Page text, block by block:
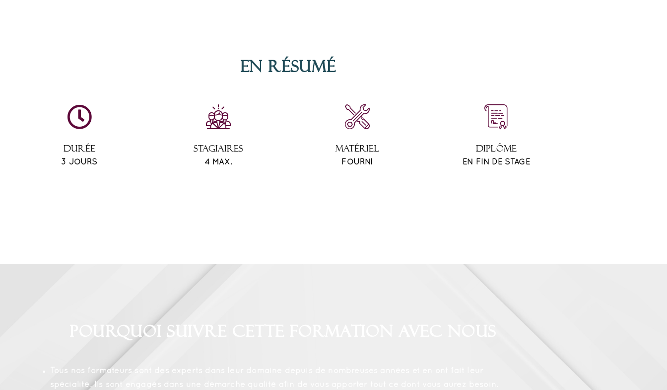
En résumé
DURÉE
3 JOURS
STAGIAIRES
4 MAX.
MATÉRIEL
FOURNI
DIPLÔME
EN FIN DE STAGE
Pourquoi suivre cette formation avec nous
Tous nos formateurs sont des experts dans leur domaine depuis de nombreuses années et en ont fait leur
spécialité. Ils sont engagés dans une démarche qualité afin de vous apporter tout ce dont vous aurez besoin.